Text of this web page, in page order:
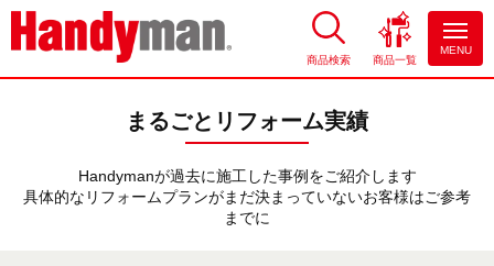
お風呂やキッチンのリフォーム
商品検索 商品一覧
MENU
まるごとリフォーム実績
Handymanが過去に施工した事例をご紹介します
具体的なリフォームプランがまだ決まっていないお客様はご参考
までに